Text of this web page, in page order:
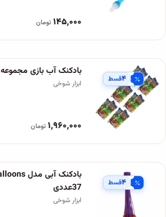
۱۴۵٬۰۰۰ تومان
۴قسط
بادکنک آب بازی مجموعه 12 عددی
ابزار شوخی
۱٬۹۶۰٬۰۰۰ تومان
۴قسط
37عددی
ابزار شوخی